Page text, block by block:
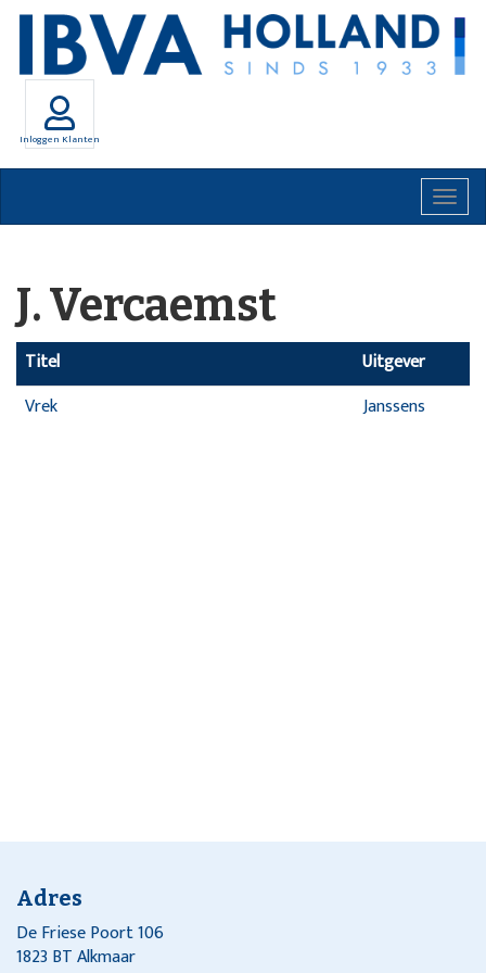
Inloggen Klanten
J. Vercaemst
Titel
Uitgever
Vrek
Janssens
Adres
De Friese Poort 106
1823 BT Alkmaar